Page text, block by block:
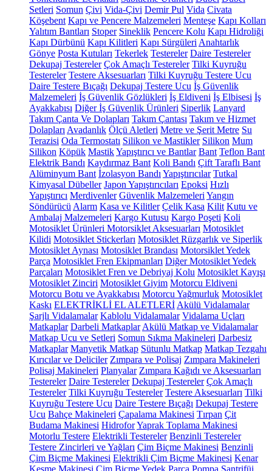
Setleri Somun Çivi Vida-Çivi Demir Pul Vida Civata
Köşebent Kapı ve Pencere Malzemeleri Menteşe Kapı Kolları
Yalıtım Bantları Stoper Sineklik Pencere Kolu Kapı Hidroliği
Kapı Dürbünü Kapı Kilitleri Kapı Sürgüleri Anahtarlık
Gönye Posta Kutuları Tekerlek Testereler Daire Testereler
Dekupaj Testereler Çok Amaçlı Testereler Tilki Kuyruğu
Testereler Testere Aksesuarları Tilki Kuyruğu Testere Ucu
Daire Testere Bıçağı Dekupaj Testere Ucu İş Güvenlik
Malzemeleri İş Güvenlik Gözlükleri İş Eldiveni İş Elbisesi İş
Ayakkabısı Diğer İş Güvenlik Ürünleri Siperlik Lanyard
Takım Çanta Ve Dolapları Takım Çantası Takım ve Hizmet
Dolapları Avadanlık Ölçü Aletleri Metre ve Şerit Metre Su
Terazisi Oda Termostatı Silikon ve Mastikler Silikon Mum
Silikon Köpük MastikYapıştırıcı ve Bantlar Bant Teflon Bant
Elektrik Bandı Kaydırmaz Bant Koli Bandı Çift Taraflı Bant
Alüminyum Bant İzolasyon Bandı Yapıştırıcılar Tutkal
Kimyasal Dübeller Japon Yapıştırıcıları Epoksi Hızlı
Yapıştırıcı Merdivenler Güvenlik Malzemeleri Yangın
Söndürücü Alarm Kasa ve Kilitler Çelik Kasa Kilit Kutu ve
Ambalaj Malzemeleri Kargo Kutusu Kargo Poşeti Koli
Motosiklet Ürünleri Motorsiklet Aksesuarları Motosiklet
Kilidi Motosiklet Stickerları Motosiklet Rüzgarlık ve Siperlik
Motosiklet Aynası Motosiklet Brandası Motorsiklet Yedek
Parça Motosiklet Fren Ekipmanları Diğer Motosiklet Yedek
Parçaları Motosiklet Fren ve Debriyaj Kolu Motosiklet Kayışı
Motosiklet Zinciri Motosiklet Giyim Motorcu Eldiveni
Motorcu Botu ve Ayakkabısı Motorcu Yağmurluk Motosiklet
Kaskı ELEKTRİKLİ EL ALETLERİ Akülü Vidalamalar
Şarjlı Vidalamalar Kablolu Vidalamalar Vidalama Uçları
Matkaplar Darbeli Matkaplar Akülü Matkap ve Vidalamalar
Matkap Ucu ve Setleri Somun Sıkma Makineleri Darbesiz
Matkaplar Manyetik Matkap Sütunlu Matkap Matkap Tezgahı
Kırıcılar ve Deliciler Zımpara ve Polisaj Zımpara Makineleri
Polisaj Makineleri Planyalar Zımpara Kağıdı ve Aksesuarları
Testereler Daire Testereler Dekupaj Testereler Çok Amaçlı
Testereler Tilki Kuyruğu Testereler Testere Aksesuarları Tilki
Kuyruğu Testere Ucu Daire Testere Bıçağı Dekupaj Testere
Ucu Bahçe Makineleri Çapalama Makinesi Tırpan Çit
Budama Makinesi HidroforYaprak Toplama Makinesi
Motorlu Testere Elektrikli Testereler Benzinli Testereler
Testere Zincirleri ve Yağları Çim Biçme Makinesi Benzinli
Çim Biçme Makinesi Elektrikli Çim Biçme Makinesi Kenar
Kesme Makinesi Çim Biçme Yedek Parça Pompa Santrifüj